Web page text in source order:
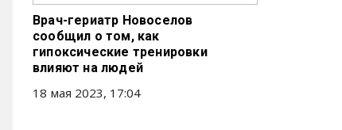
Врач-гериатр Новоселов
сообщил о том, как
гипоксические тренировки
влияют на людей
18 мая 2023, 17:04